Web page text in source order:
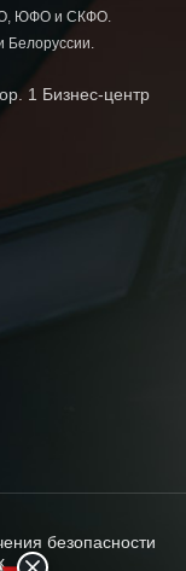
ЮФО и СКФО.
Белоруссии.
1 Бизнес-центр
безопасности